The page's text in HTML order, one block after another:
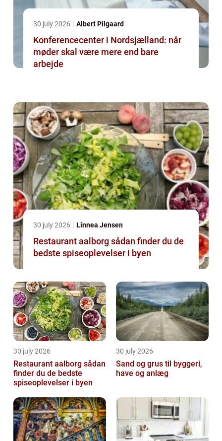
30 july 2026 Albert Pilgaard
Konferencecenter i Nordsjælland: når
møder skal være mere end bare
arbejde
30 july 2026 Linnea Jensen
Restaurant aalborg sådan finder du de
bedste spiseoplevelser i byen
30 july 2026
Restaurant aalborg sådan
finder du de bedste
spiseoplevelser i byen
30 july 2026
Sand og grus til byggeri,
have og anlæg